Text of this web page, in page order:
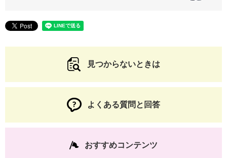
見つからないときは
よくある質問と回答
おすすめコンテンツ